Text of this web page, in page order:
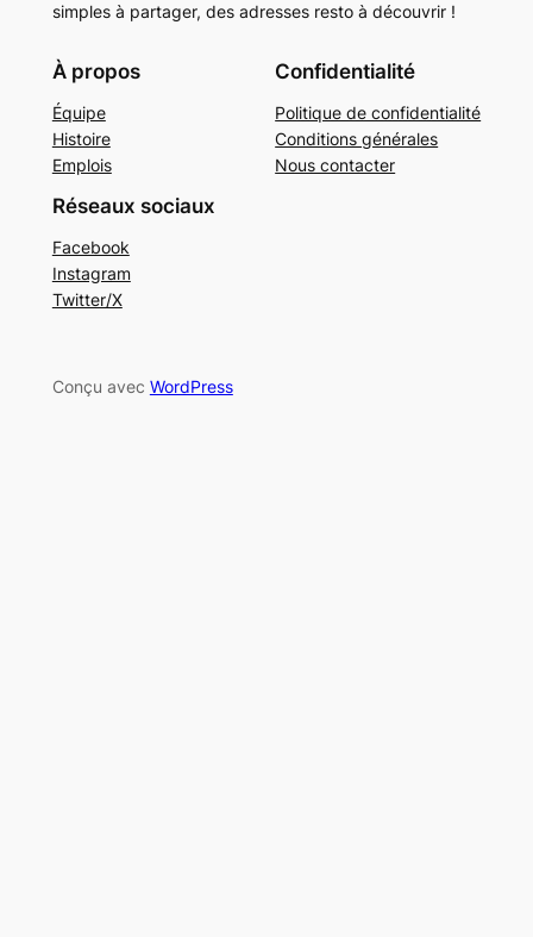
simples à partager, des adresses resto à découvrir !
À propos
Équipe
Histoire
Emplois
Confidentialité
Politique de confidentialité
Conditions générales
Nous contacter
Réseaux sociaux
Facebook
Instagram
Twitter/X
Conçu avec WordPress